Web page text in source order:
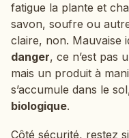
fatigue la plante et
savon, soufre ou
claire, non. Mauvaise
danger, ce n’est pas
mais un produit à
s’accumule dans le
biologique.
Côté sécurité, restez